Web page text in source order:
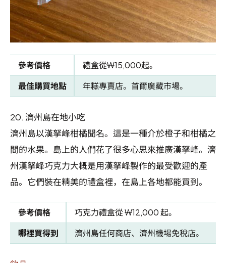
參考價格
禮盒從₩15,000起。
最佳購買地點
年糕專賣店。首爾廣藏市場。
20. 濟州島在地小吃
濟州島以漢拏峰柑橘聞名。這是一種介於橙子和柑橘之
間的水果。島上的人們花了很多心思來推廣漢拏峰。濟
州漢拏峰巧克力大概是用漢拏峰製作的最受歡迎的產
品。它們裝在精美的禮盒裡，在島上各地都能買到。
參考價格
巧克力禮盒從 ₩12,000 起。
哪裡買得到
濟州島任何商店、濟州機場免稅店。